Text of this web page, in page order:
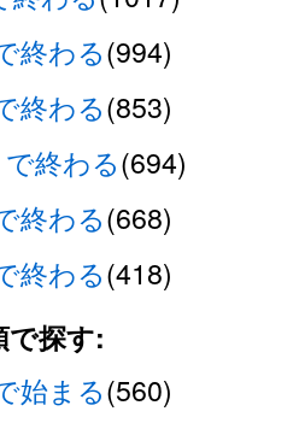
終わる(994)
終わる(853)
で終わる(694)
終わる(668)
終わる(418)
で探す:
始まる(560)